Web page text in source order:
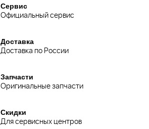
Сервис
Официальный сервис
Доставка
Доставка по России
Запчасти
Оригинальные запчасти
Скидки
Для сервисных центров